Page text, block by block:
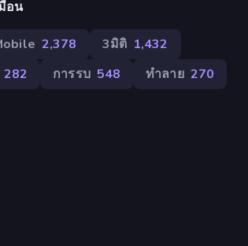
อน
2,378 3มิติ 1,432
282 การรบ 548 ทำลาย 270